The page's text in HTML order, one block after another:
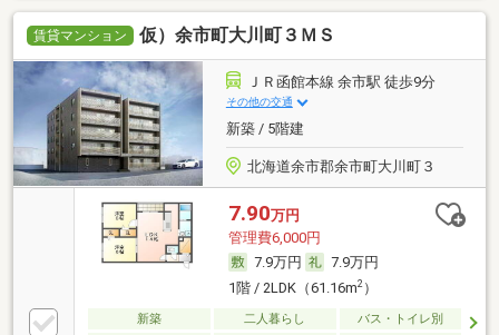
賃貸マンション 仮）余市町大川町３ＭＳ
ＪＲ函館本線 余市駅 徒歩9分
その他の交通
新築 / 5階建
北海道余市郡余市町大川町３
7.90万円
管理費6,000円
7.9万円
7.9万円
1階 / 2LDK（61.16m2）
新築 二人暮らし バス・トイレ別